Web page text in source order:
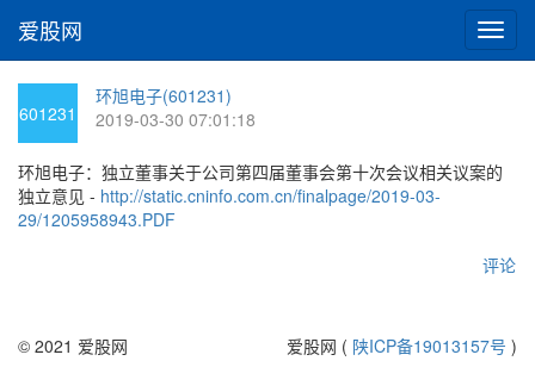
切
换
爱股网
601231
环旭电子(601231)
2019-03-30 07:01:18
环旭电子：独立董事关于公司第四届董事会第十次会议相关议案的
独立意见 - http://static.cninfo.com.cn/finalpage/2019-03-
29/1205958943.PDF
评论
© 2021 爱股网 爱股网 ( 陕ICP备19013157号 )